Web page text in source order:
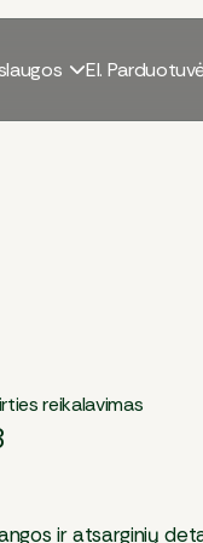
El.
reikalavimas
ir atsarginių